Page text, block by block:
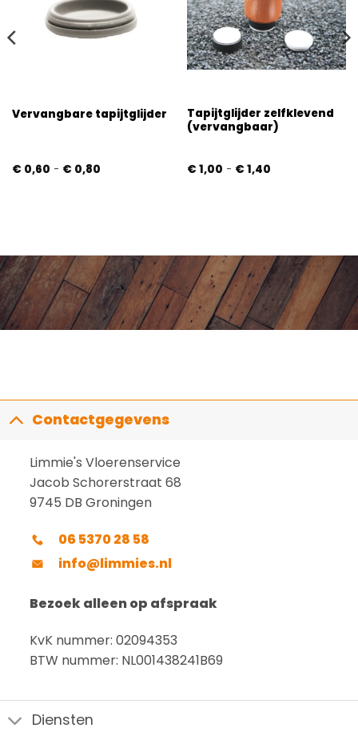
Vervangbare tapijtglijder
€ 0,60 - € 0,80Prijsklasse:
Tapijtglijder zelfklevend
(vervangbaar)
€ 1,00 - € 1,40Prijsklasse:
Contactgegevens
Limmie's Vloerenservice
Jacob Schorerstraat 68
9745 DB Groningen
06 5370 28 58
info@limmies.nl
Bezoek alleen op afspraak
KvK nummer: 02094353
BTW nummer: NL001438241B69
Diensten